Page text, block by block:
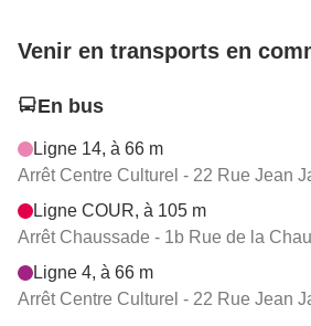
Venir en transports en
En bus
Ligne 14, à 66 m
Arrêt Centre Culturel - 22 Rue Jean
Ligne COUR, à 105 m
Arrêt Chaussade - 1b Rue de la
Ligne 4, à 66 m
Arrêt Centre Culturel - 22 Rue Jean